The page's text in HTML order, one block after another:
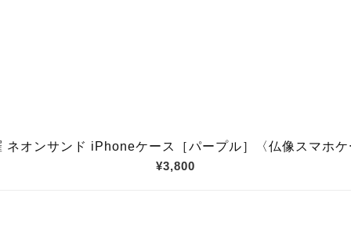
ネオンサンド iPhoneケース［パープル］〈仏像スマホケ
¥3,800